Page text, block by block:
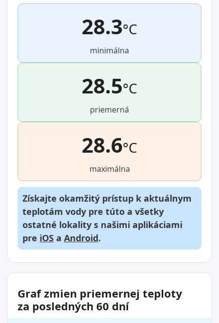
28.3°C
minimálna
28.5°C
priemerná
28.6°C
maximálna
Získajte okamžitý prístup k aktuálnym
teplotám vody pre túto a všetky
ostatné lokality s našimi aplikáciami
pre iOS a Android.
Graf zmien priemernej teploty
za posledných 60 dní